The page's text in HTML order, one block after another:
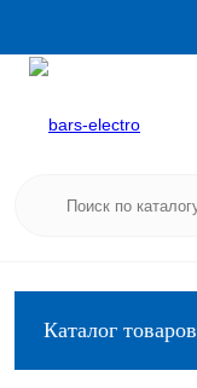
Каталог товаров